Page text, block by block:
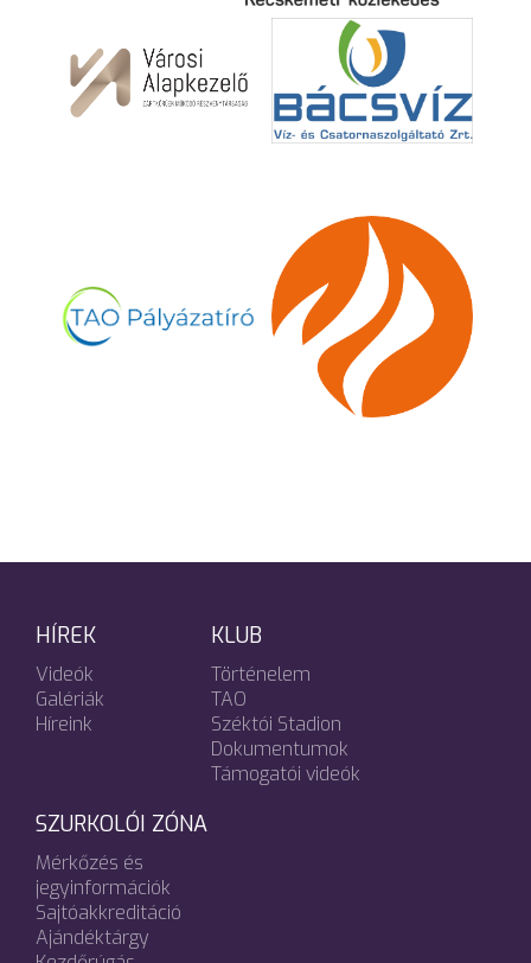
HÍREK
Videók
Galériák
Híreink
KLUB
Történelem
TAO
Széktói Stadion
Dokumentumok
Támogatói videók
SZURKOLÓI ZÓNA
Mérkőzés és
jegyinformációk
Sajtóakkreditáció
Ajándéktárgy